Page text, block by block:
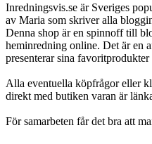
Inredningsvis.se är Sveriges
av Maria som skriver alla
Denna shop är en spinnoff till
heminredning online. Det är en
presenterar sina
Alla eventuella köpfrågor eller
direkt med butiken varan är
För samarbeten får det bra att